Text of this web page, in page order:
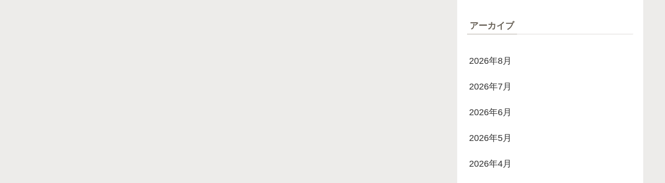
アーカイブ
2026年8月
2026年7月
2026年6月
2026年5月
2026年4月